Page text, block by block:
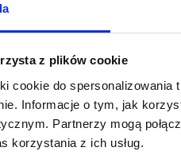
z plików cookie
cookie do spersonalizowania
Informacje o tym, jak
Partnerzy mogą
korzystania z ich usług.